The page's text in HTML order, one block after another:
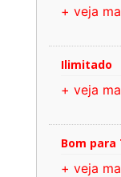
+ veja
Ilimitado
+ veja
Bom para
+ veja